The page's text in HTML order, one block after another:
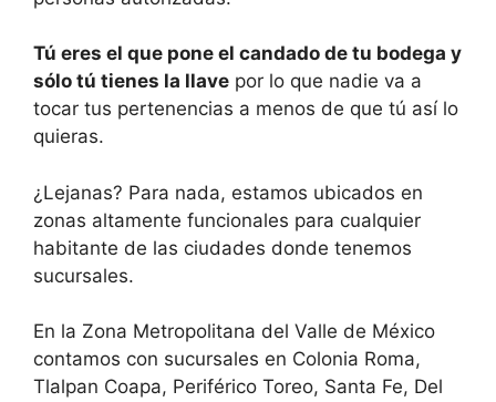
Tú eres el que pone el candado de tu bodega y
sólo tú tienes la llave por lo que nadie va a
tocar tus pertenencias a menos de que tú así lo
quieras.
¿Lejanas? Para nada, estamos ubicados en
zonas altamente funcionales para cualquier
habitante de las ciudades donde tenemos
sucursales.
En la Zona Metropolitana del Valle de México
contamos con sucursales en Colonia Roma,
Tlalpan Coapa, Periférico Toreo, Santa Fe, Del